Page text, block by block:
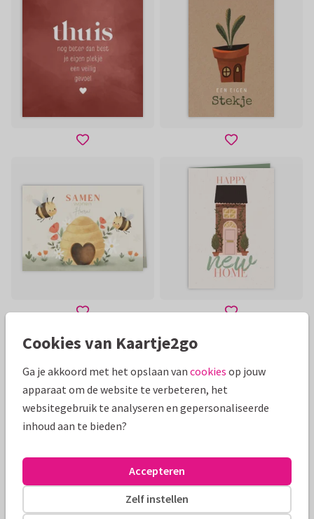
Cookies van Kaartje2go
Ga je akkoord met het opslaan van cookies op jouw
apparaat om de website te verbeteren, het
websitegebruik te analyseren en gepersonaliseerde
inhoud aan te bieden?
Zelf instellen
Accepteren